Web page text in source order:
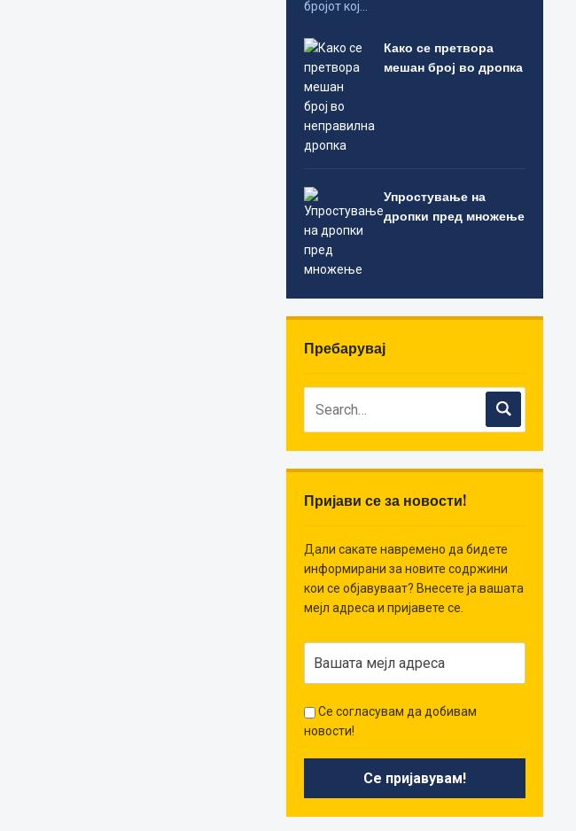
бројот кој…
Како се претвора
мешан број во дропка
Упростување на
дропки пред множење
Пребарувај
Пријави се за новости!
Дали сакате навремено да бидете
информирани за новите содржини
кои се објавуваат? Внесете ја вашата
мејл адреса и пријавете се.
Се согласувам да добивам
новости!